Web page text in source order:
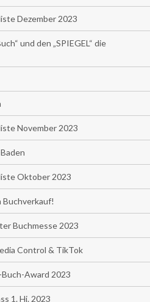
Dezember 2023
und den „SPIEGEL“ die
November 2023
Oktober 2023
Buchmesse 2023
Control & TikTok
Award 2023
1. Hj. 2023